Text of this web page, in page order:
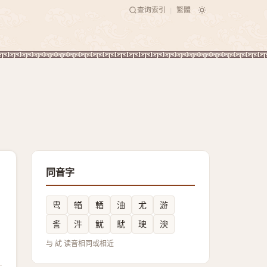
查询索引 繁體
同音字
㽕 輶 輏 油 尤
游
䚻
汼 魷 駀 㻀 㳛
与 訧 读音相同或相近